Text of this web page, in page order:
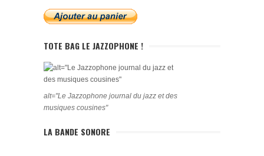
TOTE BAG LE JAZZOPHONE !
alt="Le Jazzophone journal du jazz et des
musiques cousines"
LA BANDE SONORE